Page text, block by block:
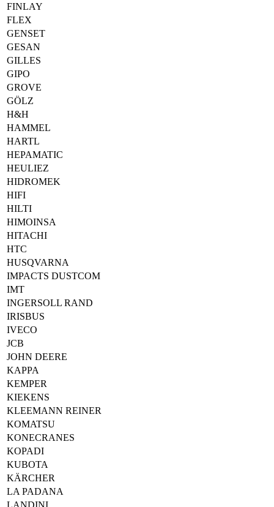
FINLAY
FLEX
GENSET
GESAN
GILLES
GIPO
GROVE
GÖLZ
H&H
HAMMEL
HARTL
HEPAMATIC
HEULIEZ
HIDROMEK
HIFI
HILTI
HIMOINSA
HITACHI
HTC
HUSQVARNA
IMPACTS DUSTCOM
IMT
INGERSOLL RAND
IRISBUS
IVECO
JCB
JOHN DEERE
KAPPA
KEMPER
KIEKENS
KLEEMANN REINER
KOMATSU
KONECRANES
KOPADI
KUBOTA
KÄRCHER
LA PADANA
LANDINI